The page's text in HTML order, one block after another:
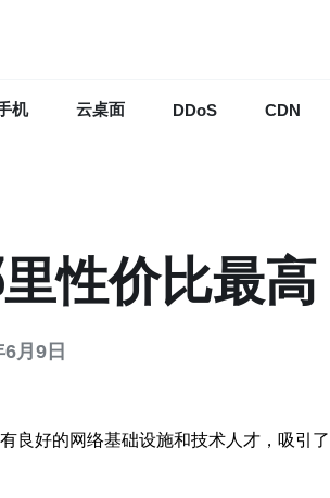
机 云桌面 DDoS CDN
性价比最高
月9日
好的网络基础设施和技术人才，吸引